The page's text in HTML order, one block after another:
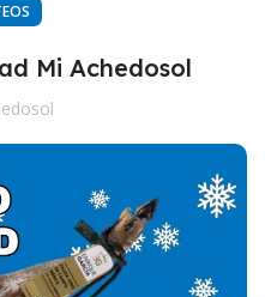
Mi Achedosol